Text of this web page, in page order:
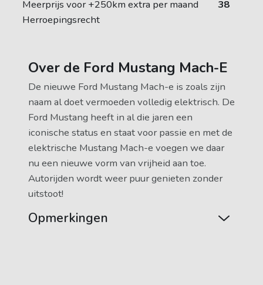
Meerprijs voor +250km extra per maand
38
Herroepingsrecht
Over de Ford Mustang Mach-E
De nieuwe Ford Mustang Mach-e is zoals zijn
naam al doet vermoeden volledig elektrisch. De
Ford Mustang heeft in al die jaren een
iconische status en staat voor passie en met de
elektrische Mustang Mach-e voegen we daar
nu een nieuwe vorm van vrijheid aan toe.
Autorijden wordt weer puur genieten zonder
uitstoot!
Opmerkingen